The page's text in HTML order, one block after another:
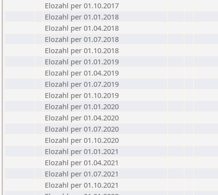
Elozahl per 01.10.2017
Elozahl per 01.01.2018
Elozahl per 01.04.2018
Elozahl per 01.07.2018
Elozahl per 01.10.2018
Elozahl per 01.01.2019
Elozahl per 01.04.2019
Elozahl per 01.07.2019
Elozahl per 01.10.2019
Elozahl per 01.01.2020
Elozahl per 01.04.2020
Elozahl per 01.07.2020
Elozahl per 01.10.2020
Elozahl per 01.01.2021
Elozahl per 01.04.2021
Elozahl per 01.07.2021
Elozahl per 01.10.2021